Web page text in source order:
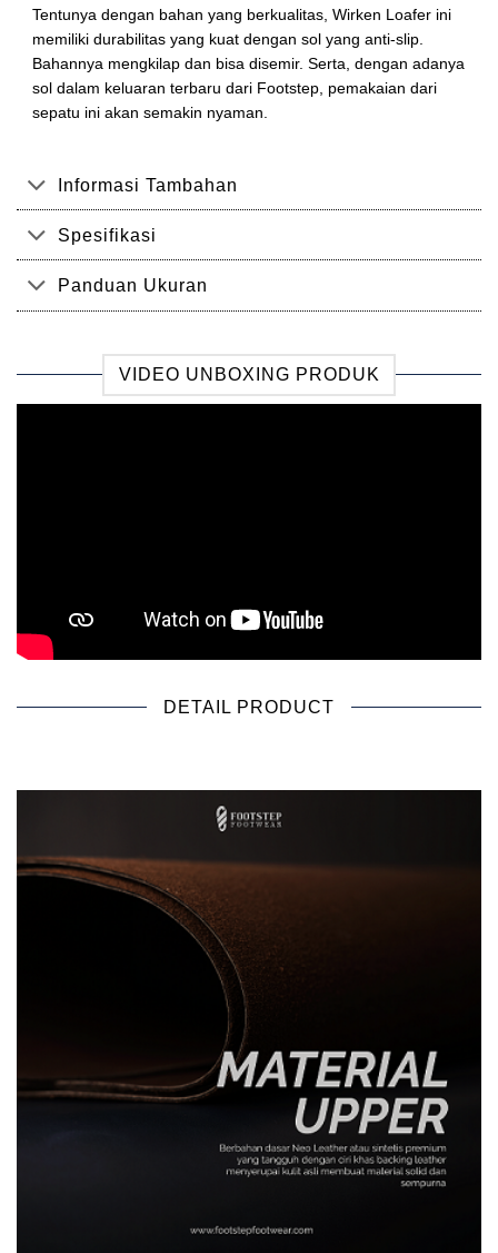
Tentunya dengan bahan yang berkualitas, Wirken Loafer ini
memiliki durabilitas yang kuat dengan sol yang anti-slip.
Bahannya mengkilap dan bisa disemir. Serta, dengan adanya
sol dalam keluaran terbaru dari Footstep, pemakaian dari
sepatu ini akan semakin nyaman.
Informasi Tambahan
Spesifikasi
Panduan Ukuran
VIDEO UNBOXING PRODUK
DETAIL PRODUCT